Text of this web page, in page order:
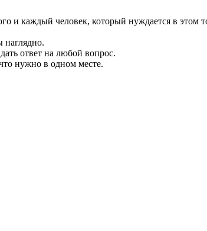
и каждый человек, который нуждается в этом
наглядно.
ответ на любой вопрос.
нужно в одном месте.